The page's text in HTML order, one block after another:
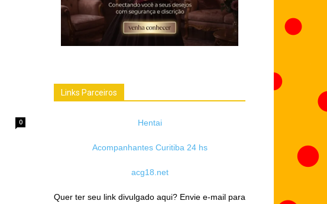
0
Links Parceiros
Hentai
Acompanhantes Curitiba 24 hs
acg18.net
Quer ter seu link divulgado aqui? Envie e-mail para